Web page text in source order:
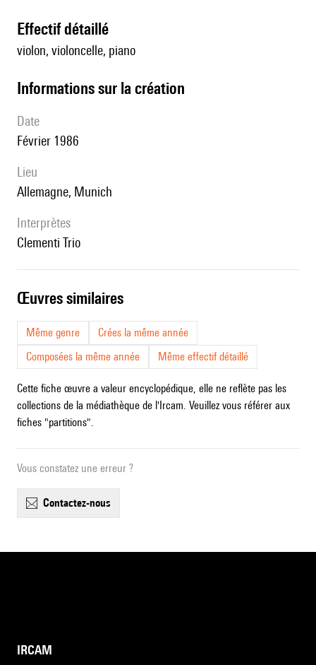
effectif détaillé
violon, violoncelle, piano
informations sur la création
date
Février 1986
lieu
Allemagne, Munich
interprètes
Clementi Trio
œuvres similaires
Même genre
Crées la même année
Composées la même année
Même effectif détaillé
Cette fiche œuvre a valeur encyclopédique, elle ne reflète pas les
collections de la médiathèque de l'Ircam. Veuillez vous référer aux
fiches "partitions".
Vous constatez une erreur ?
contactez-nous
IRCAM